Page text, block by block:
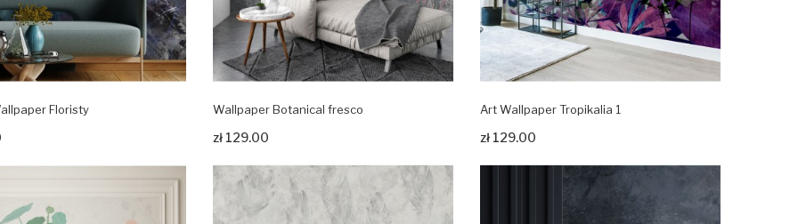
Floristy Wallpaper Botanical fresco
zł 129.00
Zobacz produkt
Art Wallpaper Tropikalia 1
zł 129.00
Zobacz produkt